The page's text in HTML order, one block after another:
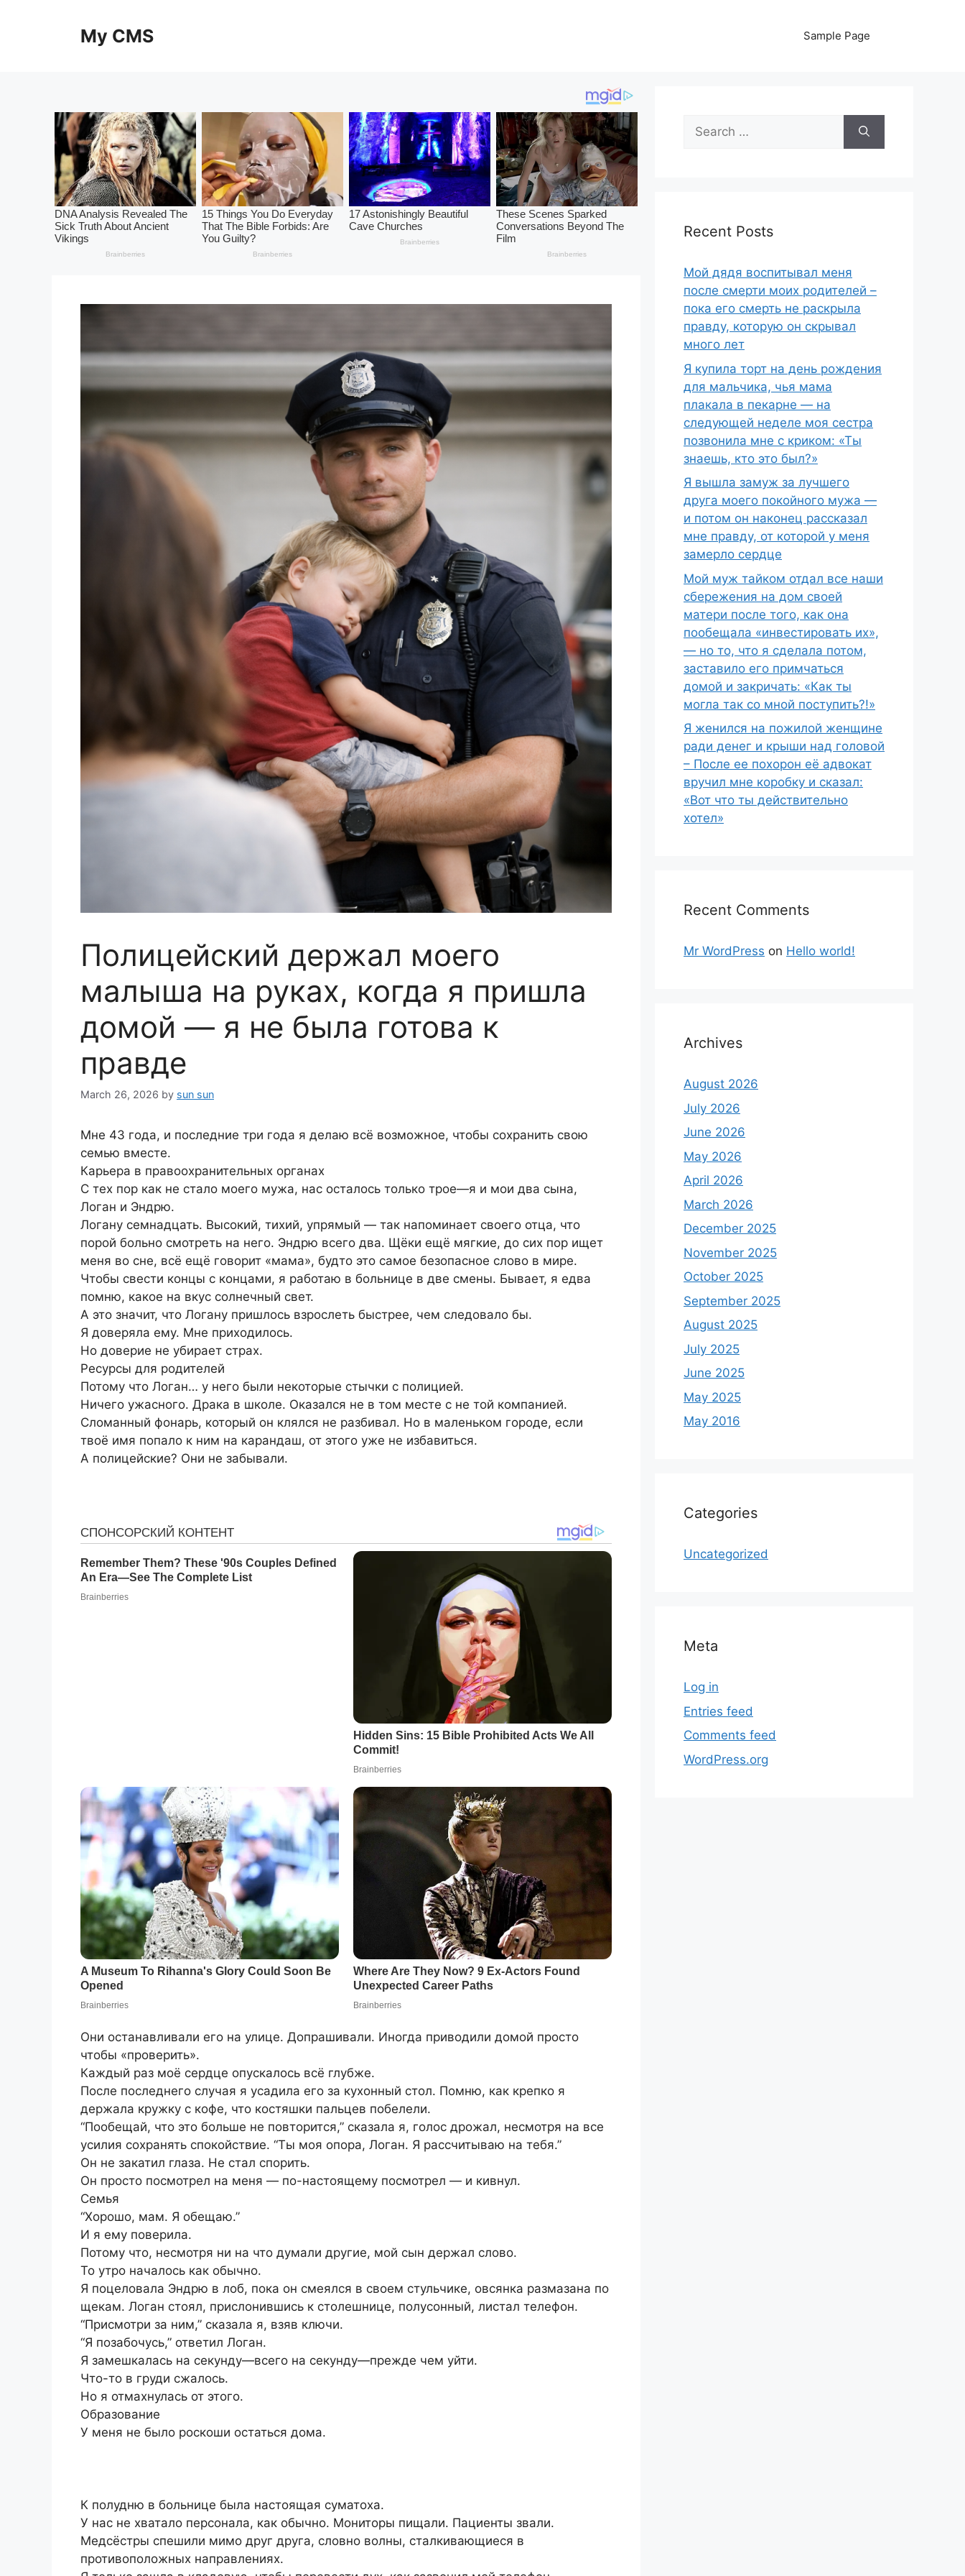
My CMS Sample Page
Полицейский держал моего
малыша на руках, когда я пришла
домой — я не была готова к
правде
March 26, 2026 by sun sun
Мне 43 года, и последние три года я делаю всё возможное, чтобы сохранить свою
семью вместе.
Карьера в правоохранительных органах
С тех пор как не стало моего мужа, нас осталось только трое—я и мои два сына,
Логан и Эндрю.
Логану семнадцать. Высокий, тихий, упрямый — так напоминает своего отца, что
порой больно смотреть на него. Эндрю всего два. Щёки ещё мягкие, до сих пор ищет
меня во сне, всё ещё говорит «мама», будто это самое безопасное слово в мире.
Чтобы свести концы с концами, я работаю в больнице в две смены. Бывает, я едва
помню, какое на вкус солнечный свет.
А это значит, что Логану пришлось взрослеть быстрее, чем следовало бы.
Я доверяла ему. Мне приходилось.
Но доверие не убирает страх.
Ресурсы для родителей
Потому что Логан… у него были некоторые стычки с полицией.
Ничего ужасного. Драка в школе. Оказался не в том месте с не той компанией.
Сломанный фонарь, который он клялся не разбивал. Но в маленьком городе, если
твоё имя попало к ним на карандаш, от этого уже не избавиться.
А полицейские? Они не забывали.
Они останавливали его на улице. Допрашивали. Иногда приводили домой просто
чтобы «проверить».
Каждый раз моё сердце опускалось всё глубже.
После последнего случая я усадила его за кухонный стол. Помню, как крепко я
держала кружку с кофе, что костяшки пальцев побелели.
“Пообещай, что это больше не повторится,” сказала я, голос дрожал, несмотря на все
усилия сохранять спокойствие. “Ты моя опора, Логан. Я рассчитываю на тебя.”
Он не закатил глаза. Не стал спорить.
Он просто посмотрел на меня — по-настоящему посмотрел — и кивнул.
Семья
“Хорошо, мам. Я обещаю.”
И я ему поверила.
Потому что, несмотря ни на что думали другие, мой сын держал слово.
То утро началось как обычно.
Я поцеловала Эндрю в лоб, пока он смеялся в своем стульчике, овсянка размазана по
щекам. Логан стоял, прислонившись к столешнице, полусонный, листал телефон.
“Присмотри за ним,” сказала я, взяв ключи.
“Я позабочусь,” ответил Логан.
Я замешкалась на секунду—всего на секунду—прежде чем уйти.
Что-то в груди сжалось.
Но я отмахнулась от этого.
Образование
У меня не было роскоши остаться дома.
К полудню в больнице была настоящая суматоха.
У нас не хватало персонала, как обычно. Мониторы пищали. Пациенты звали.
Медсёстры спешили мимо друг друга, словно волны, сталкивающиеся в
противоположных направлениях.
Search
for:
Recent Posts
Мой дядя воспитывал меня
после смерти моих родителей –
пока его смерть не раскрыла
правду, которую он скрывал
много лет
Я купила торт на день рождения
для мальчика, чья мама
плакала в пекарне — на
следующей неделе моя сестра
позвонила мне с криком: «Ты
знаешь, кто это был?»
Я вышла замуж за лучшего
друга моего покойного мужа —
и потом он наконец рассказал
мне правду, от которой у меня
замерло сердце
Мой муж тайком отдал все наши
сбережения на дом своей
матери после того, как она
пообещала «инвестировать их»,
— но то, что я сделала потом,
заставило его примчаться
домой и закричать: «Как ты
могла так со мной поступить?!»
Я женился на пожилой женщине
ради денег и крыши над головой
– После ее похорон её адвокат
вручил мне коробку и сказал:
«Вот что ты действительно
хотел»
Recent Comments
Mr WordPress on Hello world!
Archives
August 2026
July 2026
June 2026
May 2026
April 2026
March 2026
December 2025
November 2025
October 2025
September 2025
August 2025
July 2025
June 2025
May 2025
May 2016
Categories
Uncategorized
Meta
Log in
Entries feed
Comments feed
WordPress.org